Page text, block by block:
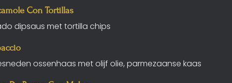
Con Tortillas
dipsaus met tortilla chips
ossenhaas met olijf olie, parmezaanse kaas